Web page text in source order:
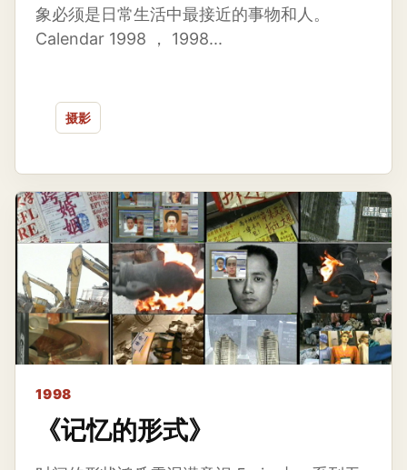
象必须是日常生活中最接近的事物和人。
Calendar 1998 ， 1998...
摄影
1998
《记忆的形式》